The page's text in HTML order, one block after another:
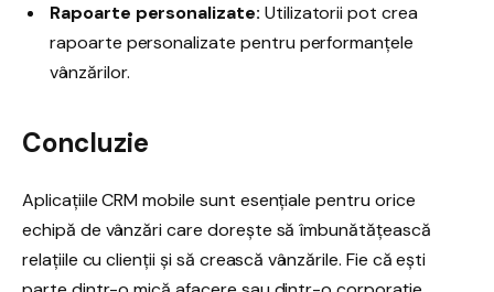
Rapoarte personalizate: Utilizatorii pot crea
rapoarte personalizate pentru performanțele
vânzărilor.
Concluzie
Aplicațiile CRM mobile sunt esențiale pentru orice
echipă de vânzări care dorește să îmbunătățească
relațiile cu clienții și să crească vânzările. Fie că ești